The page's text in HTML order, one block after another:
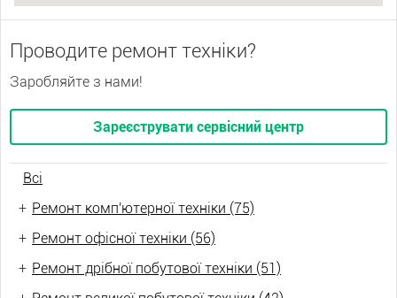
Проводите ремонт техніки?
Заробляйте з нами!
Зареєструвати сервісний центр
Всі
+ Ремонт комп'ютерної техніки (75)
+ Ремонт офісної техніки (56)
+ Ремонт дрібної побутової техніки (51)